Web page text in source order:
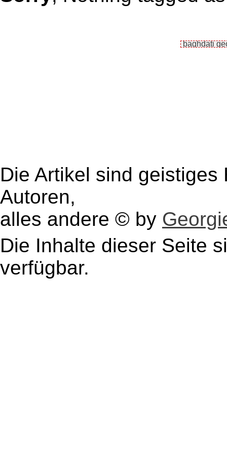
Die Artikel sind
Autoren,
alles andere © by
Die Inhalte dieser Seite
verfügbar.